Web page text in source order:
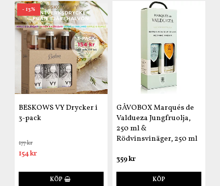
- 13%
BESKOWS VY Drycker i
3-pack
177 kr
154 kr
KÖP
GÅVOBOX Marqués de
Valdueza Jungfruolja,
250 ml &
Rödvinsvinäger, 250 ml
359 kr
KÖP